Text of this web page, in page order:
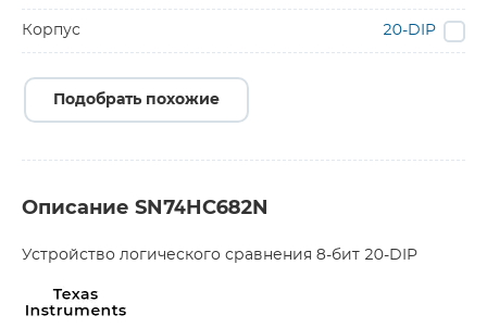
Корпус 20-DIP
Подобрать похожие
Описание SN74HC682N
Устройство логического сравнения 8-бит 20-DIP